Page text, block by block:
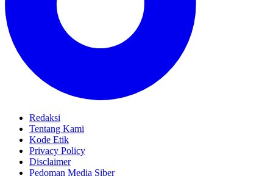
Redaksi
Tentang Kami
Kode Etik
Privacy Policy
Disclaimer
Pedoman Media Siber